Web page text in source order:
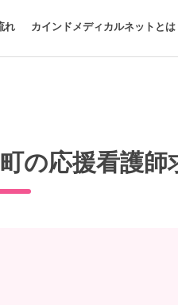
れ カインドメディカルネットとは
の応援看護師